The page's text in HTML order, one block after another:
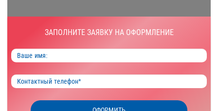
ЗАПОЛНИТЕ ЗАЯВКУ НА ОФОРМЛЕНИЕ